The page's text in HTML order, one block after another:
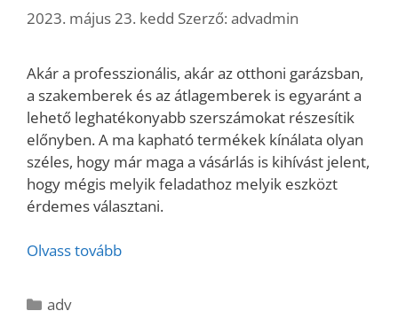
2023. május 23. kedd Szerző: advadmin
Akár a professzionális, akár az otthoni garázsban,
a szakemberek és az átlagemberek is egyaránt a
lehető leghatékonyabb szerszámokat részesítik
előnyben. A ma kapható termékek kínálata olyan
széles, hogy már maga a vásárlás is kihívást jelent,
hogy mégis melyik feladathoz melyik eszközt
érdemes választani.
Olvass tovább
Kategória
adv